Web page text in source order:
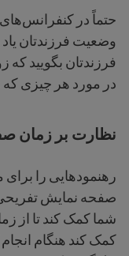
حتماً در
وضعیت فرزندتان یاد
فرزندتان بگویید که
در مورد هر چیزی که
نظارت بر زمان
رهنمودهایی را برای
صفحه نمایش تفریحی
شما کمک کند تا از
کمک کند هنگام